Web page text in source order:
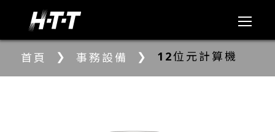
首頁 ❯ 事務設備 ❯ 12位元計算機